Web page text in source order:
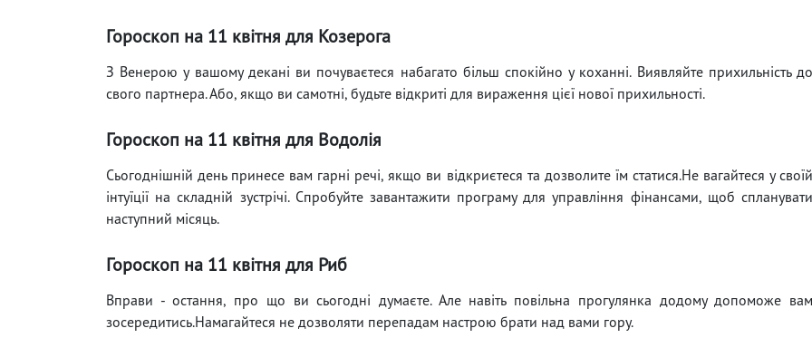
Гороскоп на 11 квітня для Козерога
З Венерою у вашому декані ви почуваєтеся набагато більш спокійно у коханні. Виявляйте прихильність до
свого партнера. Або, якщо ви самотні, будьте відкриті для вираження цієї нової прихильності.
Гороскоп на 11 квітня для Водолія
Сьогоднішній день принесе вам гарні речі, якщо ви відкриєтеся та дозволите їм статися.Не вагайтеся у своїй
інтуїції на складній зустрічі. Спробуйте завантажити програму для управління фінансами, щоб спланувати
наступний місяць.
Гороскоп на 11 квітня для Риб
Вправи - остання, про що ви сьогодні думаєте. Але навіть повільна прогулянка додому допоможе вам
зосередитись.Намагайтеся не дозволяти перепадам настрою брати над вами гору.